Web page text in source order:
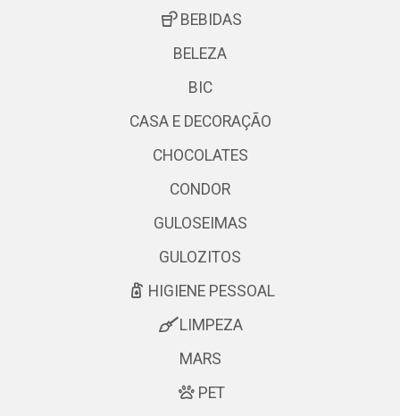
BEBIDAS
BELEZA
BIC
CASA E DECORAÇÃO
CHOCOLATES
CONDOR
GULOSEIMAS
GULOZITOS
HIGIENE PESSOAL
LIMPEZA
MARS
PET